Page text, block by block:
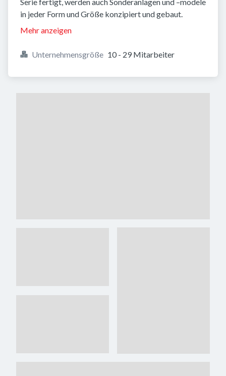
in jeder Form und Größe konzipiert und gebaut.
Mehr anzeigen
Unternehmensgröße 10 - 29 Mitarbeiter